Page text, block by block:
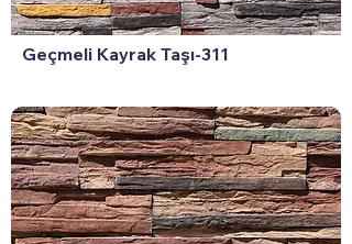
Geçmeli Kayrak Taşı-311